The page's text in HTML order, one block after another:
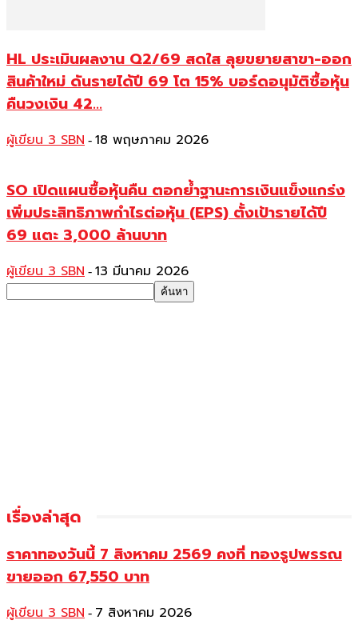
HL ประเมินผลงาน Q2/69 สดใส ลุยขยายสาขา-ออก
สินค้าใหม่ ดันรายได้ปี 69 โต 15% บอร์ดอนุมัติซื้อหุ้น
คืนวงเงิน 42...
ผู้เขียน 3 SBN - 18 พฤษภาคม 2026
SO เปิดแผนซื้อหุ้นคืน ตอกย้ำฐานะการเงินแข็งแกร่ง
เพิ่มประสิทธิภาพกำไรต่อหุ้น (EPS) ตั้งเป้ารายได้ปี
69 แตะ 3,000 ล้านบาท
ผู้เขียน 3 SBN - 13 มีนาคม 2026
เรื่องล่าสุด
ราคาทองวันนี้ 7 สิงหาคม 2569 คงที่ ทองรูปพรรณ
ขายออก 67,550 บาท
ผู้เขียน 3 SBN - 7 สิงหาคม 2026